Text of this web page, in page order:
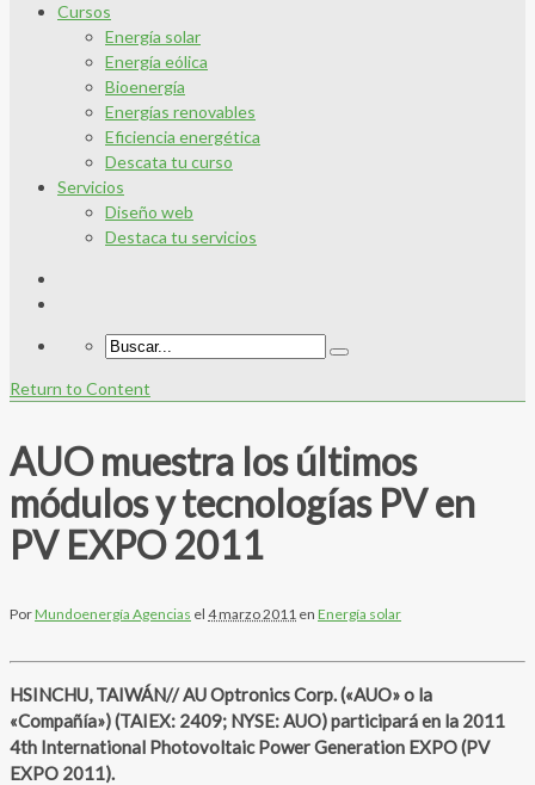
Cursos
Energía solar
Energía eólica
Bioenergía
Energías renovables
Eficiencia energética
Descata tu curso
Servicios
Diseño web
Destaca tu servicios
Return to Content
AUO muestra los últimos
módulos y tecnologías PV en
PV EXPO 2011
PorMundoenergía Agencias el 4 marzo 2011 en Energía solar
HSINCHU, TAIWÁN// AU Optronics Corp. («AUO» o la
«Compañía») (TAIEX: 2409; NYSE: AUO) participará en la 2011
4th International Photovoltaic Power Generation EXPO (PV
EXPO 2011).